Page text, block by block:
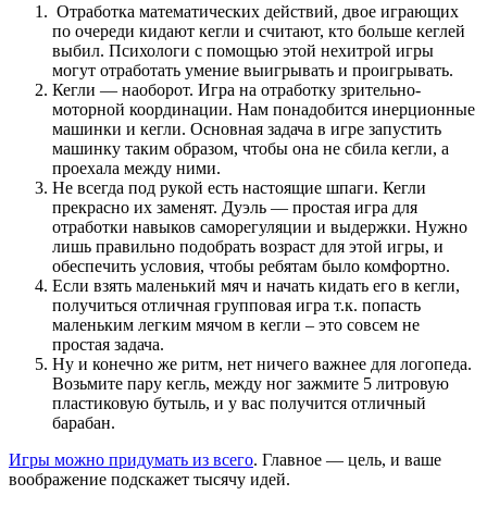
Отработка математических действий, двое играющих
по очереди кидают кегли и считают, кто больше кеглей
выбил. Психологи с помощью этой нехитрой игры
могут отработать умение выигрывать и проигрывать.
Кегли — наоборот. Игра на отработку зрительно-
моторной координации. Нам понадобится инерционные
машинки и кегли. Основная задача в игре запустить
машинку таким образом, чтобы она не сбила кегли, а
проехала между ними.
Не всегда под рукой есть настоящие шпаги. Кегли
прекрасно их заменят. Дуэль — простая игра для
отработки навыков саморегуляции и выдержки. Нужно
лишь правильно подобрать возраст для этой игры, и
обеспечить условия, чтобы ребятам было комфортно.
Если взять маленький мяч и начать кидать его в кегли,
получиться отличная групповая игра т.к. попасть
маленьким легким мячом в кегли – это совсем не
простая задача.
Ну и конечно же ритм, нет ничего важнее для логопеда.
Возьмите пару кегль, между ног зажмите 5 литровую
пластиковую бутыль, и у вас получится отличный
барабан.
Игры можно придумать из всего. Главное — цель, и ваше
воображение подскажет тысячу идей.